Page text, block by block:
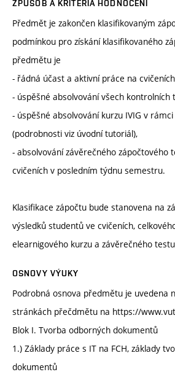
ZPŮSOB A KRITÉRIA HODNOCENÍ
Předmět je zakončen klasifikovaným
podmínkou pro získání klasifikovaného
předmětu je
- řádná účast a aktivní práce na
- úspěšné absolvování všech kontrolních
- úspěšné absolvování kurzu IVIG v
(podrobnosti viz úvodní tutoriál),
- absolvování závěrečného zápočtového
cvičeních v posledním týdnu semestru.
Klasifikace zápočtu bude stanovena na
výsledků studentů ve cvičeních,
elearnigového kurzu a závěrečného
OSNOVY VÝUKY
Podrobná osnova předmětu je uvedena
stránkách přečdmětu na https://
Blok I. Tvorba odborných dokumentů
1.) Základy práce s IT na FCH, základy
dokumentů